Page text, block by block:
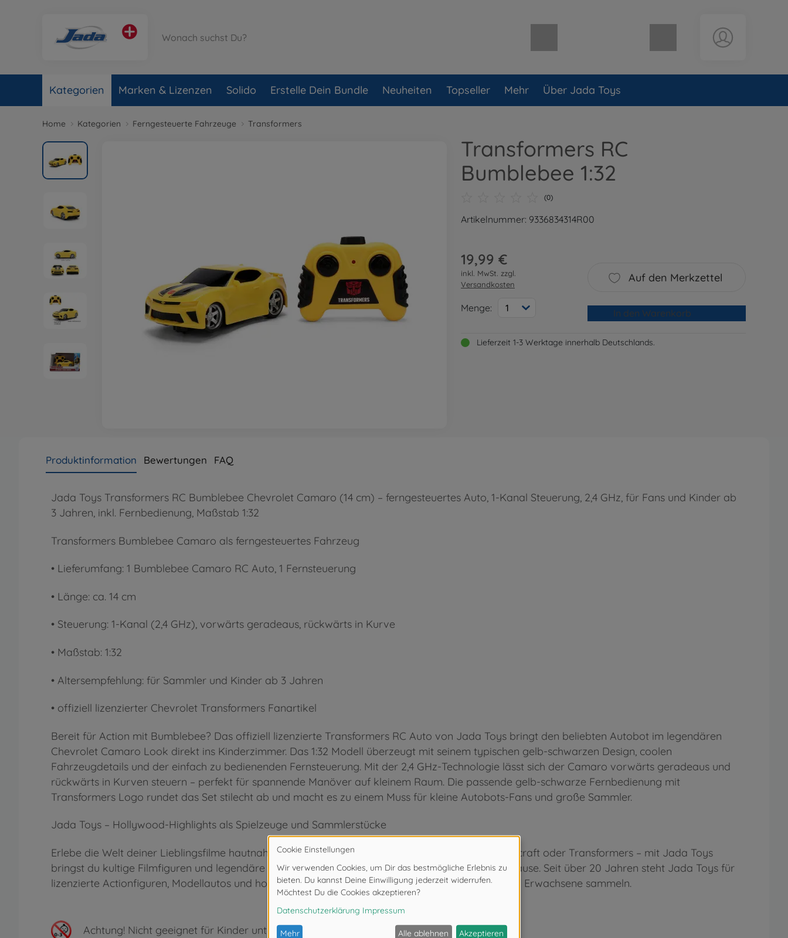
Warenkorb leer
Kategorien Marken & Lizenzen Solido Erstelle Dein Bundle Neuheiten Topseller Mehr Über Jada Toys
Home Kategorien Ferngesteuerte Fahrzeuge Transformers
Transformers RC
Bumblebee 1:32
(0)
Artikelnummer: 9336834314R00
19,99 €
inkl. MwSt. zzgl.
Versandkosten
Menge: 1
Auf den Merkzettel
In den Warenkorb
Lieferzeit 1-3 Werktage innerhalb Deutschlands.
Produktinformation Bewertungen FAQ
Jada Toys Transformers RC Bumblebee Chevrolet Camaro (14 cm) – ferngesteuertes Auto, 1-Kanal Steuerung, 2,4 GHz, für Fans und Kinder ab
3 Jahren, inkl. Fernbedienung, Maßstab 1:32
Transformers Bumblebee Camaro als ferngesteuertes Fahrzeug
• Lieferumfang: 1 Bumblebee Camaro RC Auto, 1 Fernsteuerung
• Länge: ca. 14 cm
• Steuerung: 1-Kanal (2,4 GHz), vorwärts geradeaus, rückwärts in Kurve
• Maßstab: 1:32
• Altersempfehlung: für Sammler und Kinder ab 3 Jahren
• offiziell lizenzierter Chevrolet Transformers Fanartikel
Bereit für Action mit Bumblebee? Das offiziell lizenzierte Transformers RC Auto von Jada Toys bringt den beliebten Autobot im legendären
Chevrolet Camaro Look direkt ins Kinderzimmer. Das 1:32 Modell überzeugt mit seinem typischen gelb-schwarzen Design, coolen
Fahrzeugdetails und der einfach zu bedienenden Fernsteuerung. Mit der 2,4 GHz-Technologie lässt sich der Camaro vorwärts geradeaus und
rückwärts in Kurven steuern – perfekt für spannende Manöver auf kleinem Raum. Die passende gelb-schwarze Fernbedienung mit
Transformers Logo rundet das Set stilecht ab und macht es zu einem Muss für kleine Autobots-Fans und große Sammler.
Jada Toys – Hollywood-Highlights als Spielzeuge und Sammlerstücke
Erlebe die Welt deiner Lieblingsfilme hautnah: Batman, Fast & Furious, Harry Potter, Marvel, Minecraft oder Transformers – mit Jada Toys
bringst du kultige Filmfiguren und legendäre Fahrzeuge als detailgetreue Nachbildungen nach Hause. Seit über 20 Jahren steht Jada Toys für
lizenzierte Actionfiguren, Modellautos und hochwertige Sammlerstücke, die Kinder begeistern und Erwachsene sammeln.
Achtung! Nicht geeignet für Kinder unter 3 Jahren. Erstickungsgefahr durch Kleinteile.